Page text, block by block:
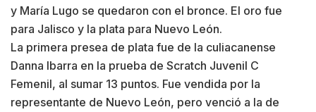
y María Lugo se quedaron con el bronce. El oro fue
para Jalisco y la plata para Nuevo León.
La primera presea de plata fue de la culiacanense
Danna Ibarra en la prueba de Scratch Juvenil C
Femenil, al sumar 13 puntos. Fue vendida por la
representante de Nuevo León, pero venció a la de